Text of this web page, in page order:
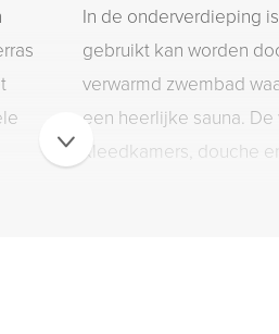
In de onderverdieping
gebruikt kan worden
verwarmd zwembad
een heerlijke sauna.
kleedkamers, douche